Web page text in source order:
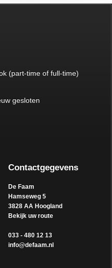
(part-time of full-time)
gesloten
Contactgegevens
De Faam
Hamseweg 5
3828 AA Hoogland
Bekijk uw route
033 - 480 12 13
info@defaam.nl